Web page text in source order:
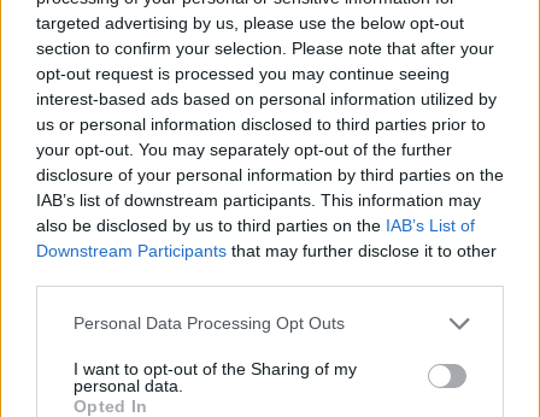
targeted advertising by us, please use the below opt-out
section to confirm your selection. Please note that after your
opt-out request is processed you may continue seeing
interest-based ads based on personal information utilized by
us or personal information disclosed to third parties prior to
your opt-out. You may separately opt-out of the further
disclosure of your personal information by third parties on the
IAB’s list of downstream participants. This information may
also be disclosed by us to third parties on the IAB’s List of
Downstream Participants that may further disclose it to other
Personal Data Processing Opt Outs
I want to opt-out of the Sharing of my
personal data.
Opted In
Tras su detención, el fugitivo se mostró sorprendido
puesto que había tomado variasmedidas de
precauciónpara evitar su captura, llegando a fijar
su domicilio en México y viajar desde allí hasta
Bélgica, de ahí a la isla de Gran Canaria, y
finalmente hasta Fuerteventura, con el fin de evitar
su rastreo.
Finalmente, el día El día 10 de junio de 2024 se
procedió a la puesta a disposición judicial del
individuo reclamado, al correspondiente juzgado